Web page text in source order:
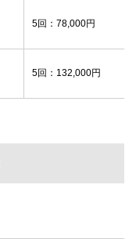
5回：78,000円
5回：132,000円